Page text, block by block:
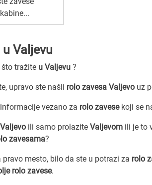
u Valjevu
tražite u Valjevu ?
upravo ste našli rolo zavesa Valjevo uz
vezano za rolo zavesekoji se
ili samo prolazite Valjevom ili je to
zavesama?
pravo mesto, bilo da ste u potrazi za rolo
rolo zavese.